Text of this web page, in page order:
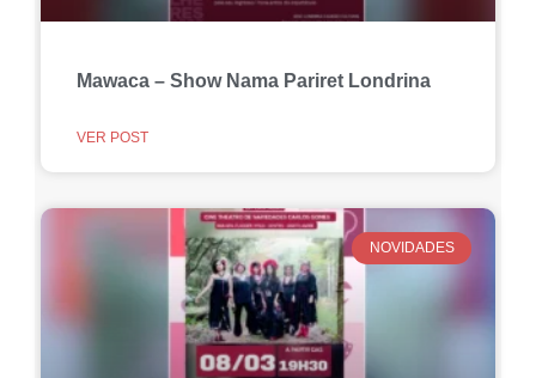
Mawaca – Show Nama Pariret Londrina
VER POST
NOVIDADES